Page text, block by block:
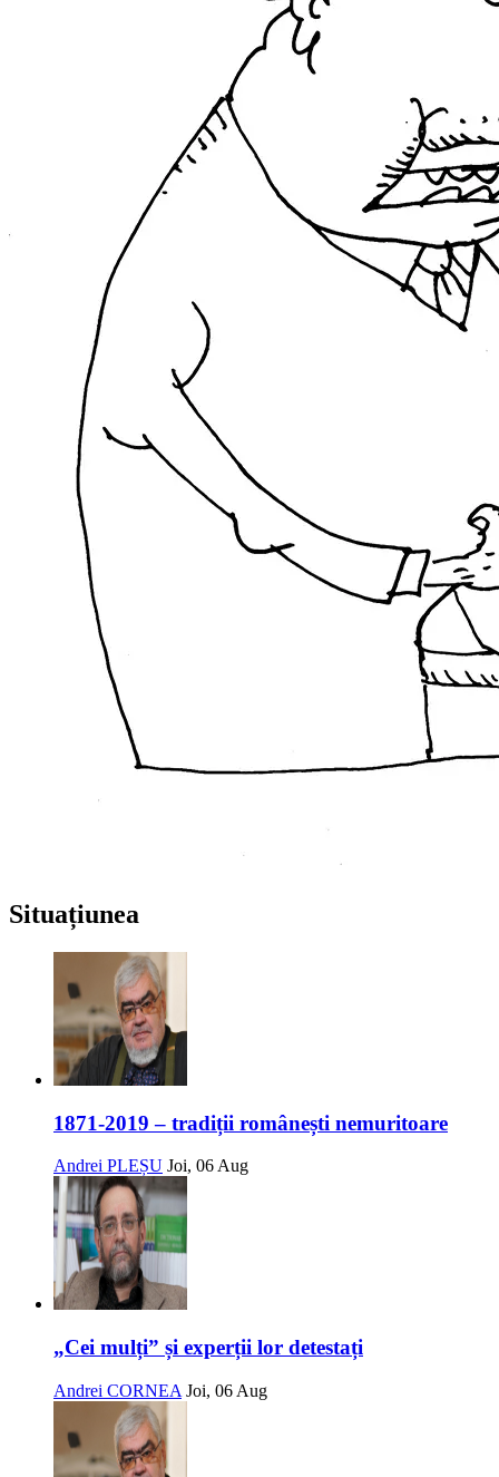
Situațiunea
1871-2019 – tradiții românești nemuritoare
Andrei PLEȘU Joi, 06 Aug
„Cei mulți” și experții lor detestați
Andrei CORNEA Joi, 06 Aug